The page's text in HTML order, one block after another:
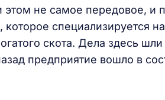
не самое передовое, и
которое специализируется
скота. Дела здесь
предприятие вошло в